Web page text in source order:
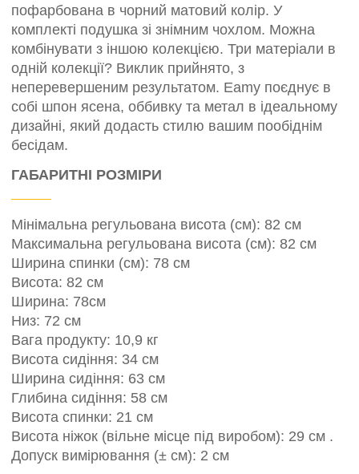
пофарбована в чорний матовий колір. У
комплекті подушка зі знімним чохлом. Можна
комбінувати з іншою колекцією. Три матеріали в
одній колекції? Виклик прийнято, з
неперевершеним результатом. Eamy поєднує в
собі шпон ясена, оббивку та метал в ідеальному
дизайні, який додасть стилю вашим пообіднім
бесідам.
ГАБАРИТНІ РОЗМІРИ
Мінімальна регульована висота (см): 82 см
Максимальна регульована висота (см): 82 см
Ширина спинки (см): 78 см
Висота: 82 см
Ширина: 78см
Низ: 72 см
Вага продукту: 10,9 кг
Висота сидіння: 34 см
Ширина сидіння: 63 см
Глибина сидіння: 58 см
Висота спинки: 21 см
Висота ніжок (вільне місце під виробом): 29 см .
Допуск вимірювання (± см): 2 см